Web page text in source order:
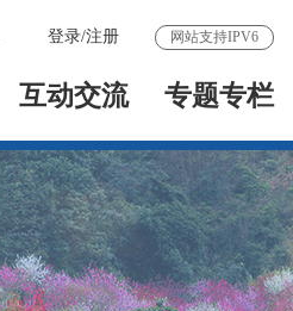
登录/注册 网站支持IPV6
互动交流 专题专栏